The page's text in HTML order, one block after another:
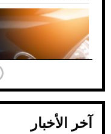
آخر الأخبار